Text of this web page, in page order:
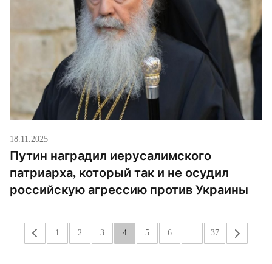
18.11.2025
Путин наградил иерусалимского
патриарха, который так и не осудил
российскую агрессию против Украины
« 1 2 3 4 5 6 37 »